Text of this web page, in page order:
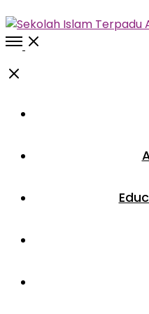
Open
Close